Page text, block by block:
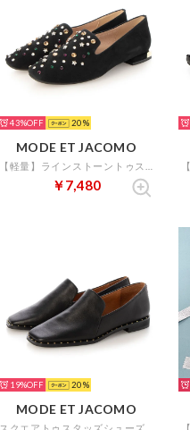
43% 20
MODE ET JACOMO
￥7,480
19% 20
MODE ET JACOMO